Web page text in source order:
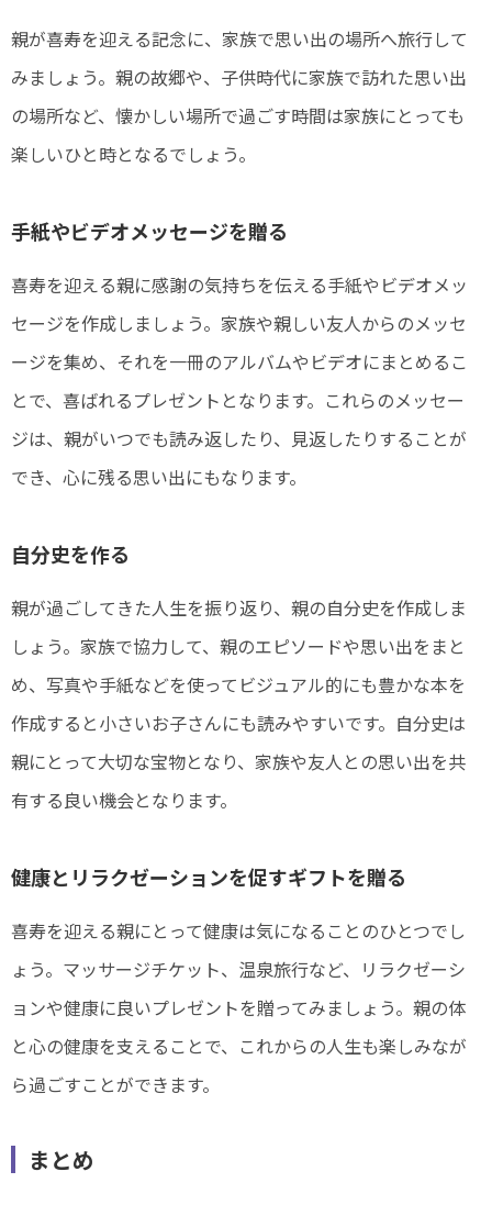
親が喜寿を迎える記念に、家族で思い出の場所へ旅行して
みましょう。親の故郷や、子供時代に家族で訪れた思い出
の場所など、懐かしい場所で過ごす時間は家族にとっても
楽しいひと時となるでしょう。
手紙やビデオメッセージを贈る
喜寿を迎える親に感謝の気持ちを伝える手紙やビデオメッ
セージを作成しましょう。家族や親しい友人からのメッセ
ージを集め、それを一冊のアルバムやビデオにまとめるこ
とで、喜ばれるプレゼントとなります。これらのメッセー
ジは、親がいつでも読み返したり、見返したりすることが
でき、心に残る思い出にもなります。
自分史を作る
親が過ごしてきた人生を振り返り、親の自分史を作成しま
しょう。家族で協力して、親のエピソードや思い出をまと
め、写真や手紙などを使ってビジュアル的にも豊かな本を
作成すると小さいお子さんにも読みやすいです。自分史は
親にとって大切な宝物となり、家族や友人との思い出を共
有する良い機会となります。
健康とリラクゼーションを促すギフトを贈る
喜寿を迎える親にとって健康は気になることのひとつでし
ょう。マッサージチケット、温泉旅行など、リラクゼーシ
ョンや健康に良いプレゼントを贈ってみましょう。親の体
と心の健康を支えることで、これからの人生も楽しみなが
ら過ごすことができます。
まとめ